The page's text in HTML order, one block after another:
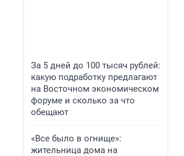
За 5 дней до 100 тысяч рублей:
какую подработку предлагают
на Восточном экономическом
форуме и сколько за что
обещают
«Все было в огнище»:
жительница дома на